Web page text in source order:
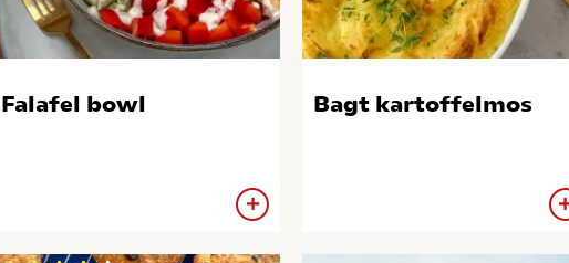
Falafel bowl Bagt kartoffelmos